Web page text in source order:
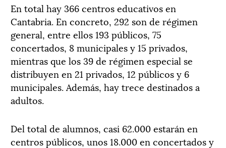
En total hay 366 centros educativos en
Cantabria. En concreto, 292 son de régimen
general, entre ellos 193 públicos, 75
concertados, 8 municipales y 15 privados,
mientras que los 39 de régimen especial se
distribuyen en 21 privados, 12 públicos y 6
municipales. Además, hay trece destinados a
adultos.
Del total de alumnos, casi 62.000 estarán en
centros públicos, unos 18.000 en concertados y